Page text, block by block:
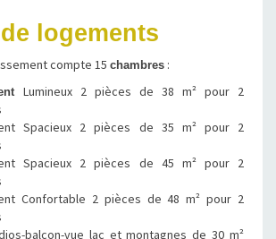
logements
compte 15 chambres :
Lumineux 2 pièces de 38 m² pour 2
Spacieux 2 pièces de 35 m² pour 2
Spacieux 2 pièces de 45 m² pour 2
Confortable 2 pièces de 48 m² pour 2
balcon-vue lac et montagnes de 30 m²